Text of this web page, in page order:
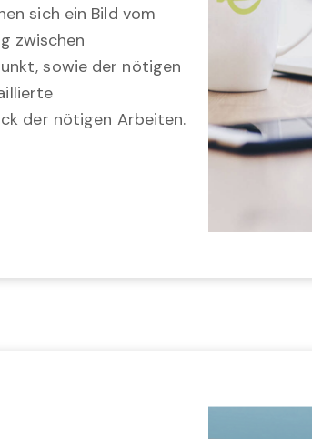
sich ein Bild vom
zwischen
sowie der nötigen
der nötigen Arbeiten.